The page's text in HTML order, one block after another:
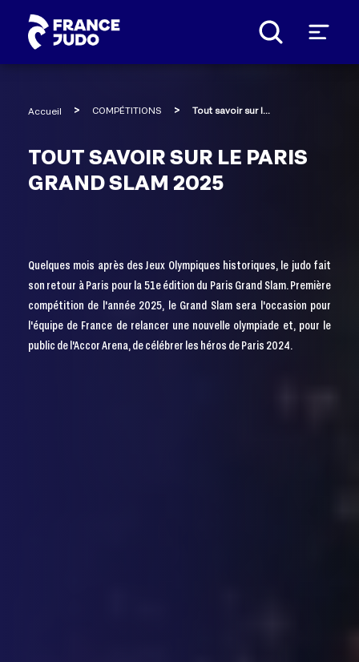
Accueil COMPÉTITIONS
TOUT SAVOIR SUR LE PARIS
GRAND SLAM 2025
Quelques mois après des Jeux Olympiques historiques, le judo fait
son retour à Paris pour la 51e édition du Paris Grand Slam. Première
compétition de l'année 2025, le Grand Slam sera l'occasion pour
l'équipe de France de relancer une nouvelle olympiade et, pour le
public de l'Accor Arena, de célébrer les héros de Paris 2024.